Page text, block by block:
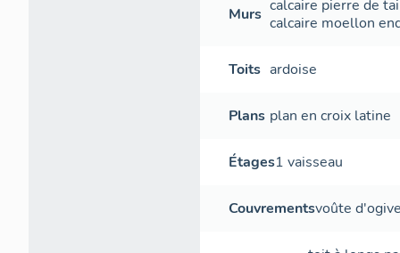
Murs calcaire pierre de
calcaire moellon
Toits ardoise
Plans plan en croix latine
Étages1 vaisseau
Couvrementsvoûte